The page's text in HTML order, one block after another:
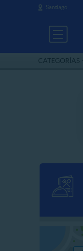
Santiago
CATEGORÍAS